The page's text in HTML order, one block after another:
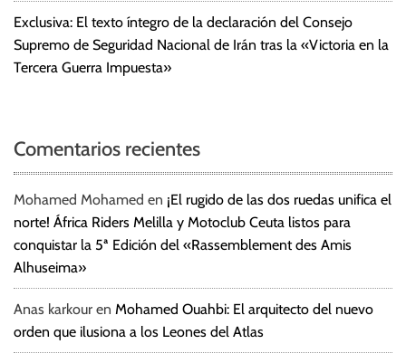
Exclusiva: El texto íntegro de la declaración del Consejo
Supremo de Seguridad Nacional de Irán tras la «Victoria en la
Tercera Guerra Impuesta»
Comentarios recientes
Mohamed Mohamed en ¡El rugido de las dos ruedas unifica el
norte! África Riders Melilla y Motoclub Ceuta listos para
conquistar la 5ª Edición del «Rassemblement des Amis
Alhuseima»
Anas karkour en Mohamed Ouahbi: El arquitecto del nuevo
orden que ilusiona a los Leones del Atlas